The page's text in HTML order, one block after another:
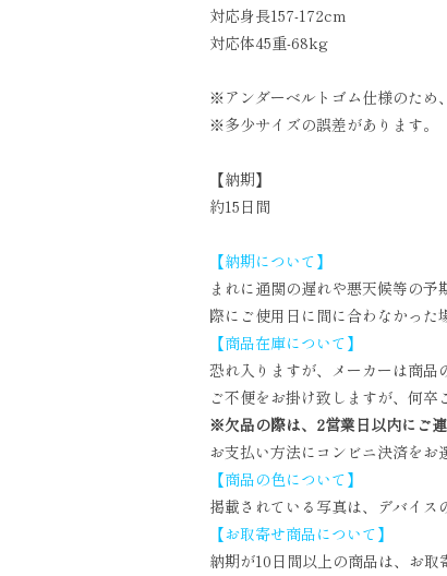
対応身長157-172cm
対応体45重-68kg
※アンダーベルトゴム仕様のため
※多少サイズの誤差があります。
【納期】
約15日間
【納期について】
まれに通関の遅れや悪天候等の
際にご使用日に間に合わなかった
【商品在庫について】
恐れ入りますが、メーカーは商品
ご不便をお掛け致しますが、何卒
※欠品の際は、2営業日以内にご連
お支払い方法にコンビニ決済をお
【商品の色について】
掲載されている写真は、デバイス
【お取寄せ商品について】
納期が10日間以上の商品は、お取